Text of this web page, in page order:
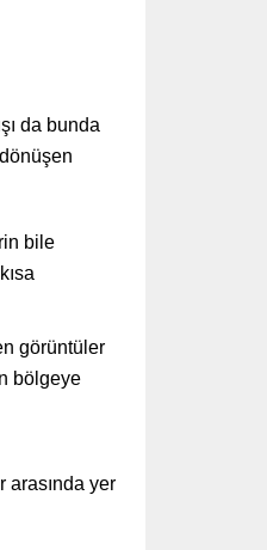
da bunda
bile
görüntüler
bölgeye
arasında yer